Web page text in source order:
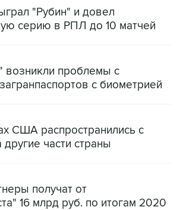
"Рубин" и довел
серию в РПЛ до 10 матчей
возникли проблемы с
с биометрией
США распространились с
части страны
получат от
16 млрд руб. по итогам 2020